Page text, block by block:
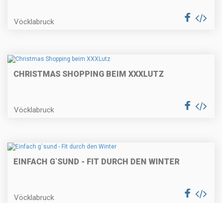
Vöcklabruck
CHRISTMAS SHOPPING BEIM XXXLUTZ
Vöcklabruck
EINFACH G`SUND - FIT DURCH DEN WINTER
Vöcklabruck